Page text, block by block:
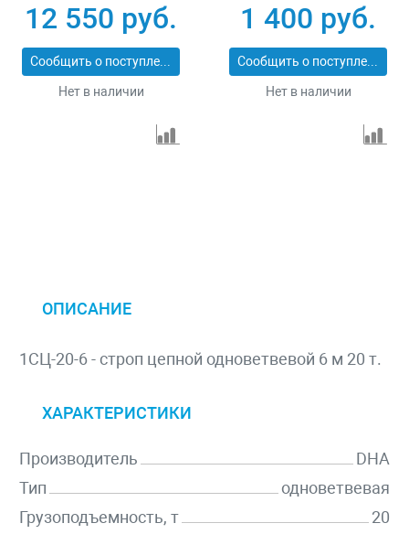
12 550 руб.
Сообщить о поступлении
Нет в наличии
1 400 руб.
Сообщить о поступлении
Нет в наличии
ОПИСАНИЕ
1СЦ-20-6 - строп цепной одноветвевой 6 м 20 т.
ХАРАКТЕРИСТИКИ
Производитель
DHA
Тип
одноветвевая
Грузоподъемность, т
20